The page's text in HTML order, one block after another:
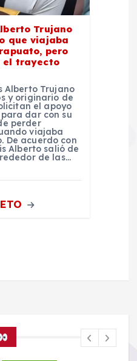
Trujano
que viajaba
pero
el trayecto
Alberto Trujano
y originario de
el apoyo
dar con su
perder
viajaba
De acuerdo con
Alberto salió de
de las…